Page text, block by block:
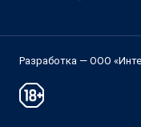
Разработка — ООО